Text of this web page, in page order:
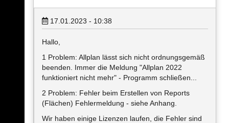
17.01.2023 - 10:38
Hallo,
1 Problem: Allplan lässt sich nicht ordnungsgemäß
beenden. Immer die Meldung "Allplan 2022
funktioniert nicht mehr" - Programm schließen...
2 Problem: Fehler beim Erstellen von Reports
(Flächen) Fehlermeldung - siehe Anhang.
Wir haben einige Lizenzen laufen, die Fehler sind